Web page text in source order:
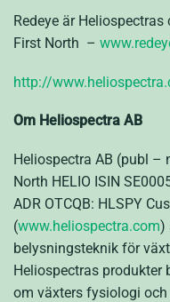
Redeye är
First North –
http://
Om Heliospectra AB
Heliospectra AB (publ –
North HELIO ISIN
ADR OTCQB: HLSPY
(www.heliospectra.com)
belysningsteknik för
Heliospectras produkter
om växters fysiologi